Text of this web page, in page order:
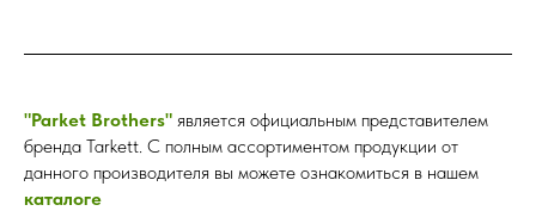
"Parket Brothers" является официальным представителем
бренда Tarkett. С полным ассортиментом продукции от
данного производителя вы можете ознакомиться в нашем
каталоге